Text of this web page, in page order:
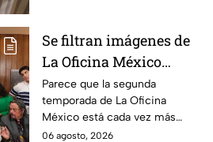
Se filtran imágenes de
La Oficina México
temporada 2 y un
detalle desata teorías
entre los fans
Parece que la segunda
temporada de La Oficina
México está cada vez más
cerca, pues el elenco ya se
06 agosto, 2026